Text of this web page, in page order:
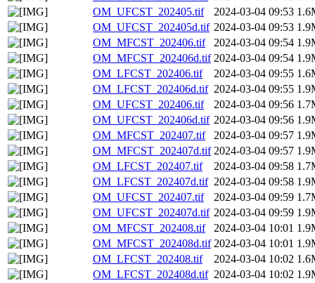
OM_UFCST_202405.tif
2024-03-04 09:53
OM_UFCST_202405d.tif 2024-03-04 09:53
OM_MFCST_202406.tif
2024-03-04 09:54
OM_MFCST_202406d.tif 2024-03-04 09:54
OM_LFCST_202406.tif
2024-03-04 09:55
OM_LFCST_202406d.tif 2024-03-04 09:55
OM_UFCST_202406.tif
2024-03-04 09:56
OM_UFCST_202406d.tif 2024-03-04 09:56
OM_MFCST_202407.tif
2024-03-04 09:57
OM_MFCST_202407d.tif 2024-03-04 09:57
OM_LFCST_202407.tif
2024-03-04 09:58
OM_LFCST_202407d.tif 2024-03-04 09:58
OM_UFCST_202407.tif
2024-03-04 09:59
OM_UFCST_202407d.tif 2024-03-04 09:59
OM_MFCST_202408.tif
2024-03-04 10:01
OM_MFCST_202408d.tif 2024-03-04 10:01
OM_LFCST_202408.tif
2024-03-04 10:02
OM_LFCST_202408d.tif 2024-03-04 10:02